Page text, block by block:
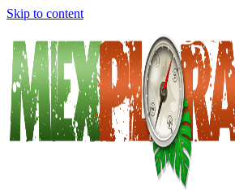
Skip to content